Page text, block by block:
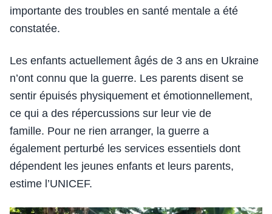
importante des troubles en santé mentale a été
constatée.
Les enfants actuellement âgés de 3 ans en Ukraine
n’ont connu que la guerre. Les parents disent se
sentir épuisés physiquement et émotionnellement,
ce qui a des répercussions sur leur vie de
famille. Pour ne rien arranger, la guerre a
également perturbé les services essentiels dont
dépendent les jeunes enfants et leurs parents,
estime l’UNICEF.